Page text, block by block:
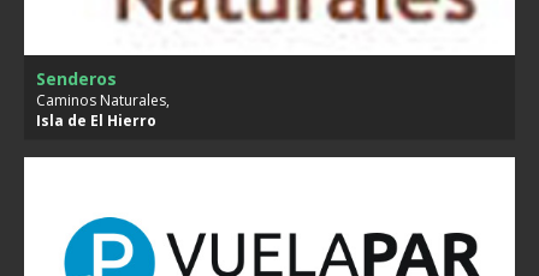
Senderos
Caminos Naturales,
Isla de El Hierro